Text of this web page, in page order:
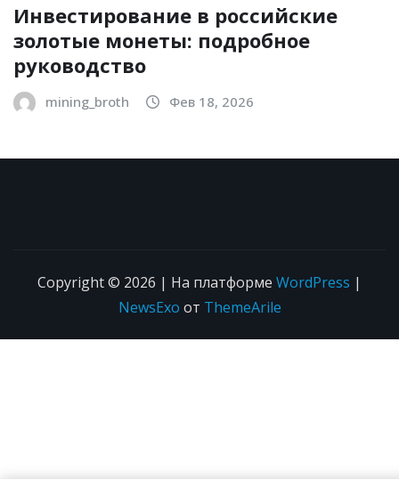
Инвестирование в российские
золотые монеты: подробное
руководство
mining_broth Фев 18, 2026
Copyright © 2026 | На платформе WordPress |
NewsExo от ThemeArile